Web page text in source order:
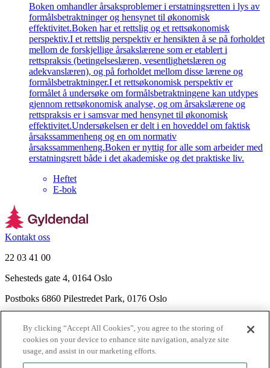
Boken omhandler årsaksproblemer i erstatningsretten i lys av
formålsbetraktninger og hensynet til økonomisk
effektivitet.Boken har et rettslig og et rettsøkonomisk
perspektiv.I et rettslig perspektiv er hensikten å se på forholdet
mellom de forskjellige årsakslærene som er etablert i
rettspraksis (betingelseslæren, vesentlighetslæren og
adekvanslæren), og på forholdet mellom disse lærene og
formålsbetraktninger.I et rettsøkonomisk perspektiv er
formålet å undersøke om formålsbetraktningene kan utdypes
gjennom rettsøkonomisk analyse, og om årsakslærene og
rettspraksis er i samsvar med hensynet til økonomisk
effektivitet.Undersøkelsen er delt i en hoveddel om faktisk
årsakssammenheng og en om normativ
årsakssammenheng.Boken er nyttig for alle som arbeider med
erstatningsrett både i det akademiske og det praktiske liv.
Heftet
E-bok
Kontakt oss
22 03 41 00
Sehesteds gate 4, 0164 Oslo
Postboks 6860 Pilestredet Park, 0176 Oslo
Nyhetsbrev
Ledige stillinger
Send inn manus
By clicking “Accept All Cookies”, you agree to the storing of
cookies on your device to enhance site navigation, analyze site
usage, and assist in our marketing efforts.